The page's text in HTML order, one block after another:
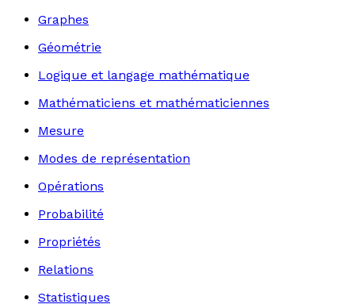
Graphes
Géométrie
Logique et langage mathématique
Mathématiciens et mathématiciennes
Mesure
Modes de représentation
Opérations
Probabilité
Propriétés
Relations
Statistiques